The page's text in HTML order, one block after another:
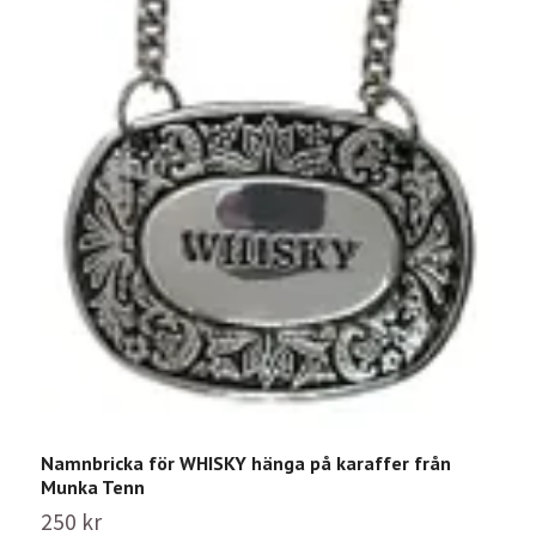
Namnbricka för WHISKY hänga på karaffer från
Munka Tenn
250 kr